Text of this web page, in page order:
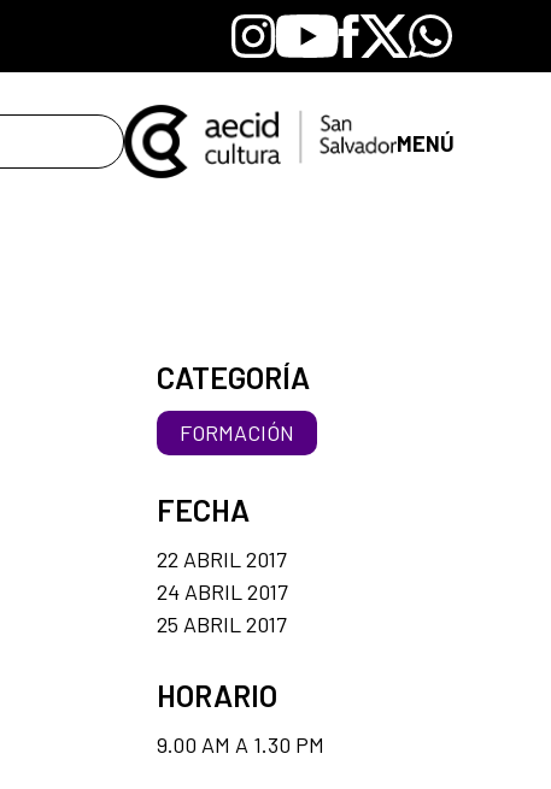
Instagram
YoutubeFacebook
X Whatsapp
MENÚ
CATEGORÍA
FORMACIÓN
FECHA
22 ABRIL 2017
24 ABRIL 2017
25 ABRIL 2017
HORARIO
9.00 AM A 1.30 PM